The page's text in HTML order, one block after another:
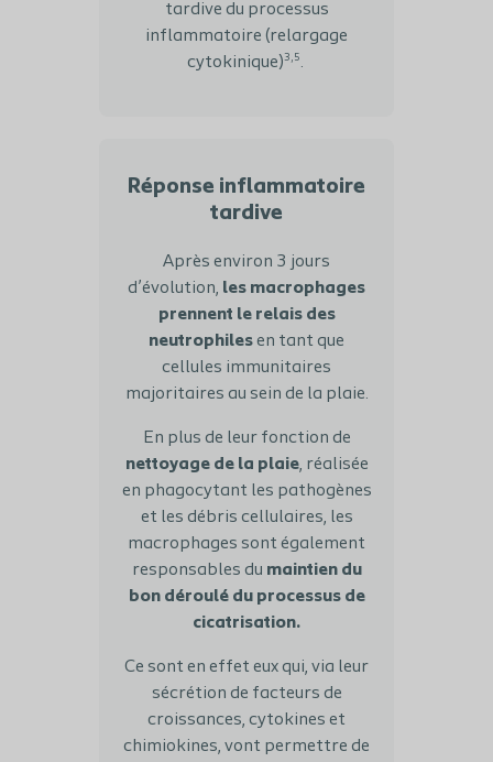
tardive du processus
inflammatoire (relargage
cytokinique)3,5.
Réponse inflammatoire
tardive
Après environ 3 jours
d’évolution, les macrophages
prennent le relais des
neutrophilesen tant que
cellules immunitaires
majoritaires au sein de la plaie.
En plus de leur fonction de
nettoyage de la plaie, réalisée
en phagocytant les pathogènes
et les débris cellulaires, les
macrophages sont également
responsables du maintien du
bon déroulé du processus de
cicatrisation.
Ce sont en effet eux qui, via leur
sécrétion de facteurs de
croissances, cytokines et
chimiokines, vont permettre de